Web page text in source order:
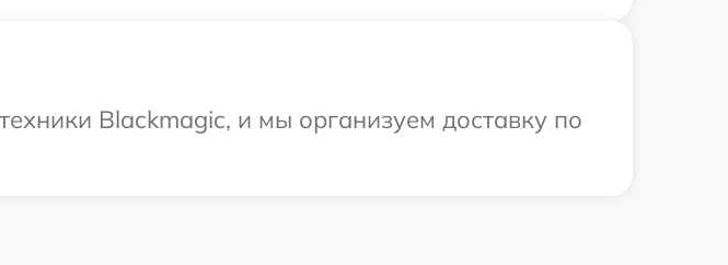
Blackmagic, и мы организуем доставку по